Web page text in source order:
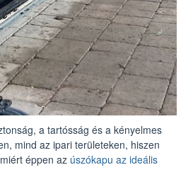
a tartósság és a kényelmes
mind az ipari területeken, hiszen
éppen az úszókapu az ideális